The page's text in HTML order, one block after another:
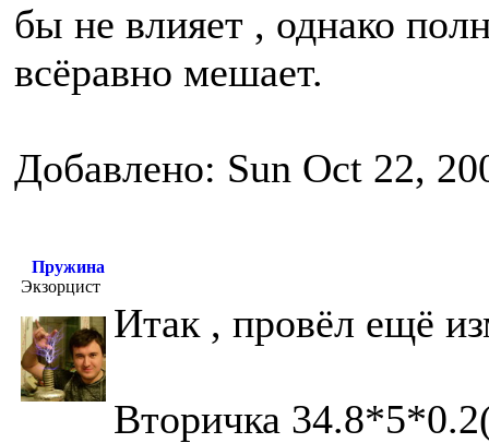
бы не влияет , однако
всёравно мешает.
Добавлено: Sun Oct 22,
Пружина
Экзорцист
Итак , провёл ещё
Вторичка